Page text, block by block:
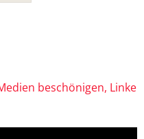
beschönigen, Linke